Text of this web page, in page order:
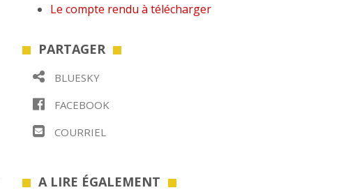
Le compte rendu à télécharger
PARTAGER
BLUESKY
FACEBOOK
COURRIEL
A LIRE ÉGALEMENT